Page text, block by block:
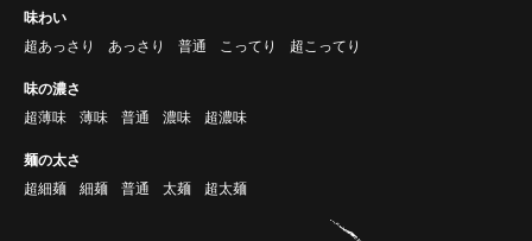
味わい
超あっさり
あっさり 普通 こってり 超こってり
味の濃さ
超薄味
薄味 普通 濃味 超濃味
麺の太さ
超細麺
細麺 普通 太麺 超太麺